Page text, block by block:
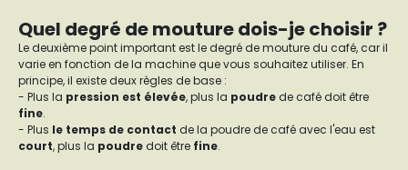
Quel degré de mouture dois-je choisir ?
Le deuxième point important est le degré de mouture du café, car il
varie en fonction de la machine que vous souhaitez utiliser. En
principe, il existe deux règles de base :
- Plus la pression est élevée, plus la poudre de café doit être
fine.
- Plus le temps de contact de la poudre de café avec l'eau est
court, plus la poudre doit être fine.